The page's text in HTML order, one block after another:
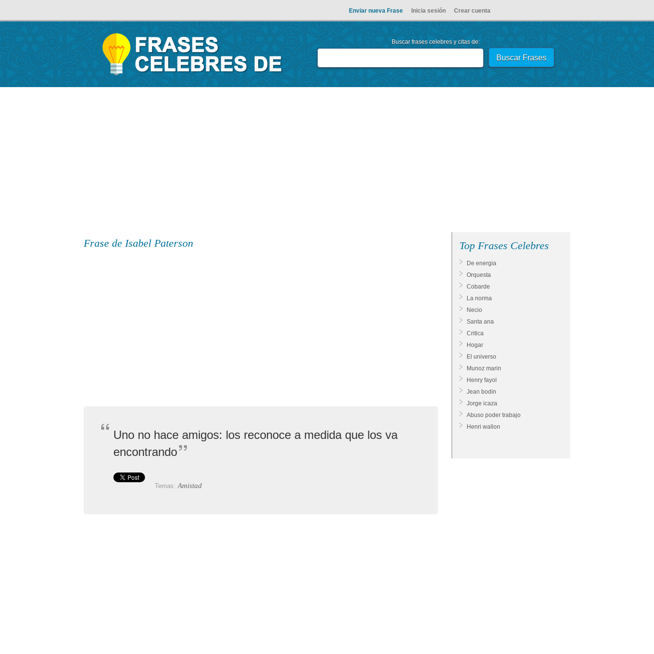
Enviar nueva Frase Inicia sesión Crear cuenta
Buscar frases celebres y citas de:
Frase de Isabel Paterson
Uno no hace amigos: los reconoce a medida que los va
encontrando
Temas:Amistad
Top Frases Celebres
De energia
Orquesta
Cobarde
La norma
Necio
Santa ana
Critica
Hogar
El universo
Munoz marin
Henry fayol
Jean bodin
Jorge icaza
Abuso poder trabajo
Henri wallon